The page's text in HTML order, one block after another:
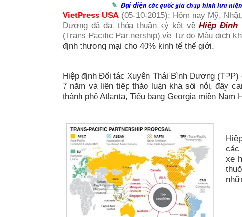
Đại diện các quốc gia chụp hình lưu
VietPress USA (05-10-2015): Hôm nay Mỹ,
Dương đã đạt thỏa thuận ký kết vềHiệp Định
(Trans Pacific Partnership) về Tự do Mậu dịch
định thương mại cho 40% kinh tế thế giới.
Hiệp định Đối tác Xuyên Thái Bình Dương (TPP)
7 năm và liên tiếp thảo luận khá sôi nỗi,đầy
thành phố Atlanta, Tiểu bang Georgia miền Nam
các
xe